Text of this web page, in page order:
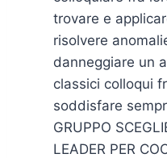
trovare e
risolvere
danneggiare un
classici colloqui
soddisfare
GRUPPO
LEADER PER